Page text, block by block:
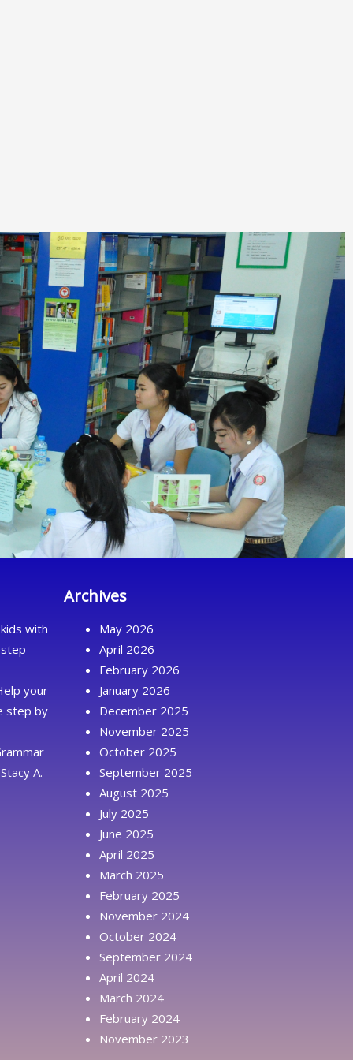
with
your
step by
A.
Archives
May 2026
April 2026
February 2026
January 2026
December 2025
November 2025
October 2025
September 2025
August 2025
July 2025
June 2025
April 2025
March 2025
February 2025
November 2024
October 2024
September 2024
April 2024
March 2024
February 2024
November 2023